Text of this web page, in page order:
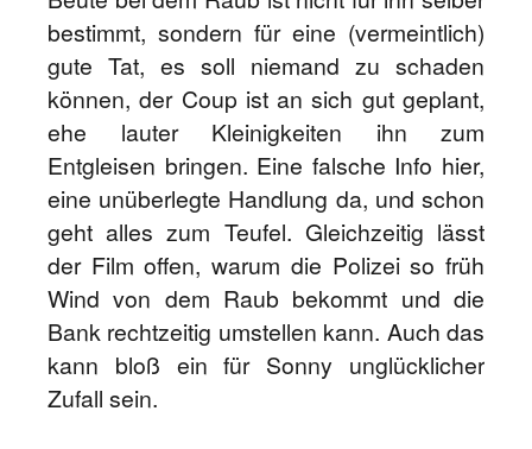
bestimmt, sondern für eine (vermeintlich)
gute Tat, es soll niemand zu schaden
können, der Coup ist an sich gut geplant,
ehe lauter Kleinigkeiten ihn zum
Entgleisen bringen. Eine falsche Info hier,
eine unüberlegte Handlung da, und schon
geht alles zum Teufel. Gleichzeitig lässt
der Film offen, warum die Polizei so früh
Wind von dem Raub bekommt und die
Bank rechtzeitig umstellen kann. Auch das
kann bloß ein für Sonny unglücklicher
Zufall sein.